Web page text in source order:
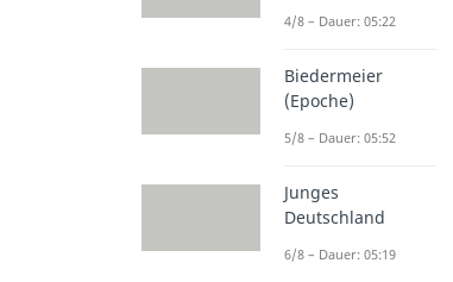
4/8 – Dauer: 05:22
Biedermeier
(Epoche)
5/8 – Dauer: 05:52
Junges
Deutschland
6/8 – Dauer: 05:19